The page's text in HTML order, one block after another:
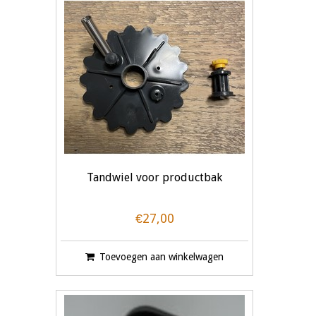
Tandwiel voor productbak
€27,00
Toevoegen aan winkelwagen